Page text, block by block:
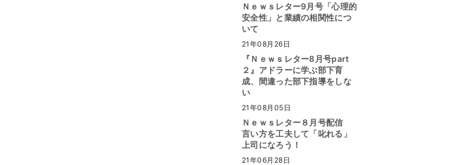
Ｎｅｗｓレター9月号「心理的
安全性」と業績の相関性につ
いて
21年08月26日
『Ｎｅｗｓレター8月号part
２』アドラーに学ぶ部下育
成、間違った部下指導をしな
い
21年08月05日
Ｎｅｗｓレター８月号配信
言い方を工夫して「叱れる」
上司になろう！
21年06月28日